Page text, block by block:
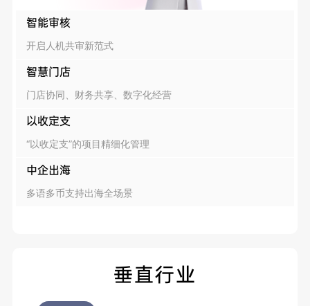
智能审核
开启人机共审新范式
智慧门店
门店协同、财务共享、数字化经营
以收定支
“以收定支”的项目精细化管理
中企出海
多语多币支持出海全场景
垂直行业